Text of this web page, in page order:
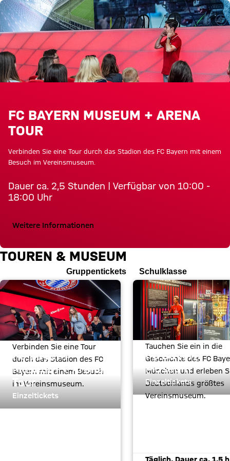
Touren in der Allianz Arena im
FC BAYERN MUSEUM + ARENA
TOUR
Verbinden Sie eine Tour durch das Stadion des FC Bayern mit einem
Besuch im Vereinsmuseum.
Dauer ca. 2,5 Stunden | Verfügbar von 10:00 -
18:00 Uhr
Weitere Informationen
TOUREN & MUSEUM
Gruppentickets Schulklasse
FC Bayern
Museum + Arena
Tour
Einzeltickets
Verbinden Sie eine Tour
durch das Stadion des FC
Bayern mit einem Besuch
im Vereinsmuseum.
FC Bayern
Museum
Einzeltickets
Tauchen Sie ein in die
Geschichte des FC
München und erleben
Deutschlands größtes
Vereinsmuseum.
Täglich, Dauer ca. 1,5 h